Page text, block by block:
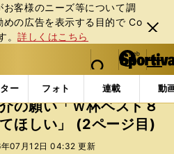
客様のニーズ等について調
の広告を表⽰する⽬的で Co
。詳しくはこちら
閉じ
る
web Sportiva (webスポルティーバ)
検索
マイペ
ー
ジ
メニュ
ー フォト 連載 動
ラグビー 【ラグビー】大畑
の願い「Ｗ杯ベスト８
ほしい」 (2ページ目)
07月12日 04:32 更新